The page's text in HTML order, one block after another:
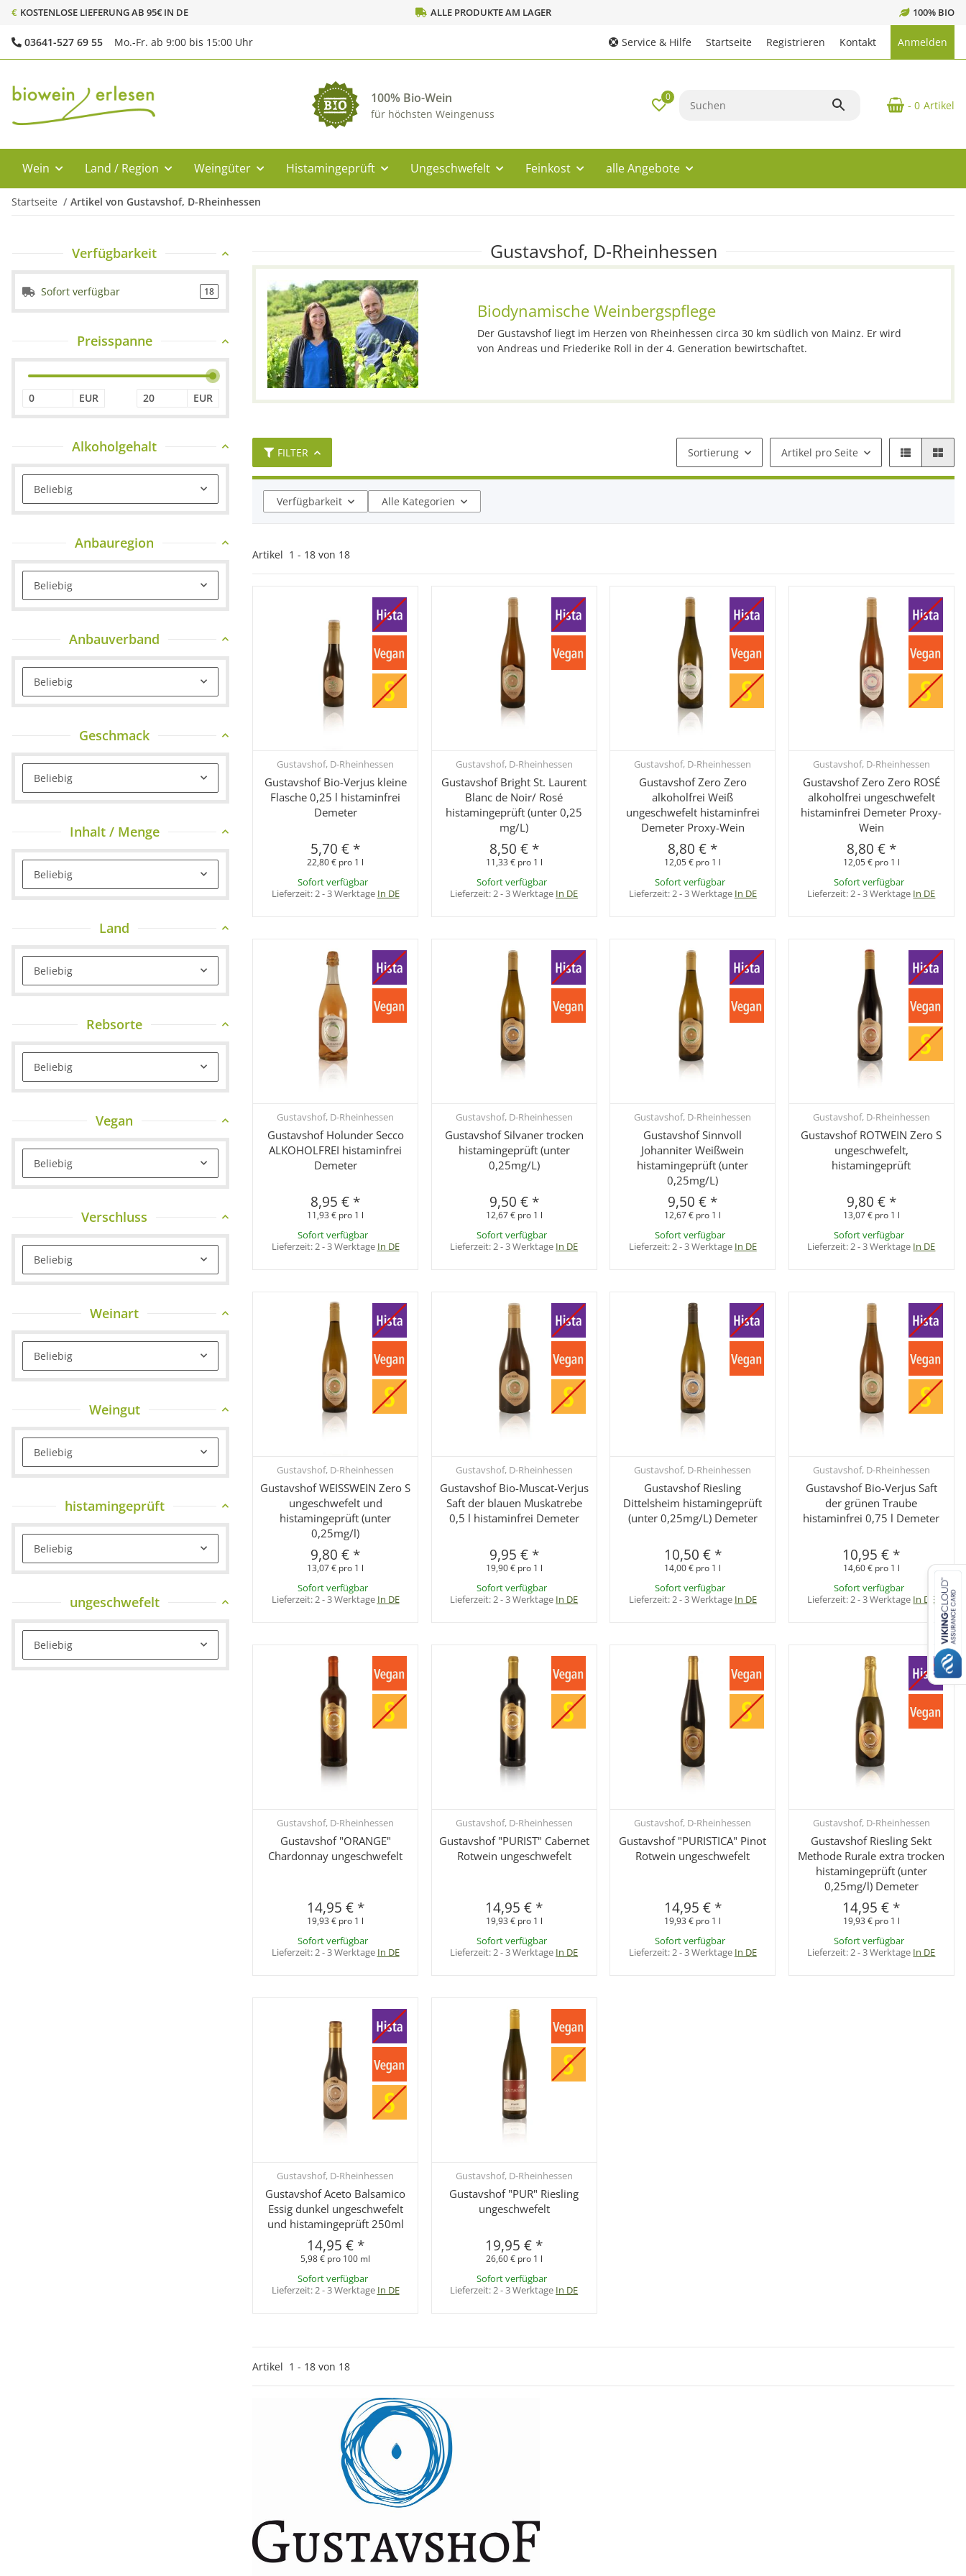
€ KOSTENLOSE LIEFERUNG AB 95€ IN DE ALLE PRODUKTE AM LAGER 100% BIO
03641-527 69 55 Mo.-Fr. ab 9:00 bis 15:00 Uhr Service & Hilfe Startseite Registrieren Kontakt Anmelden
100% Bio-Wein
für höchsten Weingenuss
0
- 0 Artikel
Wein Land / Region Weingüter Histamingeprüft Ungeschwefelt Feinkost alle Angebote
Startseite Artikel von Gustavshof, D-Rheinhessen
Gustavshof, D-Rheinhessen
Biodynamische Weinbergspflege
Der Gustavshof liegt im Herzen von Rheinhessen circa 30 km südlich von Mainz. Er wird
von Andreas und Friederike Roll in der 4. Generation bewirtschaftet.
FILTER Sortierung Artikel pro Seite
Verfügbarkeit Alle Kategorien
Artikel 1 - 18 von 18
Schnellkauf
Gustavshof, D-Rheinhessen
Gustavshof Bio-Verjus kleine
Flasche 0,25 l histaminfrei
Demeter
5,70 € *
22,80 € pro 1 l
Sofort verfügbar
Lieferzeit:2 - 3 Werktage In DE
Schnellkauf
Gustavshof, D-Rheinhessen
Gustavshof Bright St. Laurent
Blanc de Noir/ Rosé
histamingeprüft (unter 0,25
mg/L)
8,50 € *
11,33 € pro 1 l
Sofort verfügbar
Lieferzeit:2 - 3 Werktage In DE
Schnellkauf
Gustavshof, D-Rheinhessen
Gustavshof Zero Zero
alkoholfrei Weiß
ungeschwefelt histaminfrei
Demeter Proxy-Wein
8,80 € *
12,05 € pro 1 l
Sofort verfügbar
Lieferzeit:2 - 3 Werktage In DE
Schnellkauf
Gustavshof, D-Rheinhessen
Gustavshof Zero Zero ROSÉ
alkoholfrei ungeschwefelt
histaminfrei Demeter Proxy-
Wein
8,80 € *
12,05 € pro 1 l
Sofort verfügbar
Lieferzeit:2 - 3 Werktage In DE
Schnellkauf
Gustavshof, D-Rheinhessen
Gustavshof Holunder Secco
ALKOHOLFREI histaminfrei
Demeter
8,95 € *
11,93 € pro 1 l
Sofort verfügbar
Lieferzeit:2 - 3 Werktage In DE
Schnellkauf
Gustavshof, D-Rheinhessen
Gustavshof Silvaner trocken
histamingeprüft (unter
0,25mg/L)
9,50 € *
12,67 € pro 1 l
Sofort verfügbar
Lieferzeit:2 - 3 Werktage In DE
Schnellkauf
Gustavshof, D-Rheinhessen
Gustavshof Sinnvoll
Johanniter Weißwein
histamingeprüft (unter
0,25mg/L)
9,50 € *
12,67 € pro 1 l
Sofort verfügbar
Lieferzeit:2 - 3 Werktage In DE
Schnellkauf
Gustavshof, D-Rheinhessen
Gustavshof ROTWEIN Zero S
ungeschwefelt,
histamingeprüft
9,80 € *
13,07 € pro 1 l
Sofort verfügbar
Lieferzeit:2 - 3 Werktage In DE
Schnellkauf
Gustavshof, D-Rheinhessen
Gustavshof WEISSWEIN Zero S
ungeschwefelt und
histamingeprüft (unter
0,25mg/l)
9,80 € *
13,07 € pro 1 l
Sofort verfügbar
Lieferzeit:2 - 3 Werktage In DE
Schnellkauf
Gustavshof, D-Rheinhessen
Gustavshof Bio-Muscat-Verjus
Saft der blauen Muskatrebe
0,5 l histaminfrei Demeter
9,95 € *
19,90 € pro 1 l
Sofort verfügbar
Lieferzeit:2 - 3 Werktage In DE
Schnellkauf
Gustavshof, D-Rheinhessen
Gustavshof Riesling
Dittelsheim histamingeprüft
(unter 0,25mg/L) Demeter
10,50 € *
14,00 € pro 1 l
Sofort verfügbar
Lieferzeit:2 - 3 Werktage In DE
Schnellkauf
Gustavshof, D-Rheinhessen
Gustavshof Bio-Verjus Saft
der grünen Traube
histaminfrei 0,75 l Demeter
10,95 € *
14,60 € pro 1 l
Sofort verfügbar
Lieferzeit:2 - 3 Werktage In DE
Schnellkauf
Gustavshof, D-Rheinhessen
Gustavshof "ORANGE"
Chardonnay ungeschwefelt
14,95 € *
19,93 € pro 1 l
Sofort verfügbar
Lieferzeit:2 - 3 Werktage In DE
Schnellkauf
Gustavshof, D-Rheinhessen
Gustavshof "PURIST" Cabernet
Rotwein ungeschwefelt
14,95 € *
19,93 € pro 1 l
Sofort verfügbar
Lieferzeit:2 - 3 Werktage In DE
Schnellkauf
Gustavshof, D-Rheinhessen
Gustavshof "PURISTICA" Pinot
Rotwein ungeschwefelt
14,95 € *
19,93 € pro 1 l
Sofort verfügbar
Lieferzeit:2 - 3 Werktage In DE
Schnellkauf
Gustavshof, D-Rheinhessen
Gustavshof Riesling Sekt
Methode Rurale extra trocken
histamingeprüft (unter
0,25mg/l) Demeter
14,95 € *
19,93 € pro 1 l
Sofort verfügbar
Lieferzeit:2 - 3 Werktage In DE
Schnellkauf
Gustavshof, D-Rheinhessen
Gustavshof Aceto Balsamico
Essig dunkel ungeschwefelt
und histamingeprüft 250ml
14,95 € *
5,98 € pro 100 ml
Sofort verfügbar
Lieferzeit:2 - 3 Werktage In DE
Schnellkauf
Gustavshof, D-Rheinhessen
Gustavshof "PUR" Riesling
ungeschwefelt
19,95 € *
26,60 € pro 1 l
Sofort verfügbar
Lieferzeit:2 - 3 Werktage In DE
Artikel 1 - 18 von 18
Verfügbarkeit
Sofort verfügbar 18
Preisspanne
EUR EUR
Alkoholgehalt
Beliebig
Anbauregion
Beliebig
Anbauverband
Beliebig
Geschmack
Beliebig
Inhalt / Menge
Beliebig
Land
Beliebig
Rebsorte
Beliebig
Vegan
Beliebig
Verschluss
Beliebig
Weinart
Beliebig
Weingut
Beliebig
histamingeprüft
Beliebig
ungeschwefelt
Beliebig